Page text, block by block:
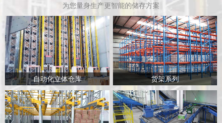
为您量身生产更智能的储存方案
自动化立体仓库 货架系列